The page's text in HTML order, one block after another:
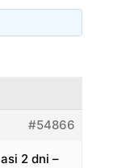
#54866
2 dni –